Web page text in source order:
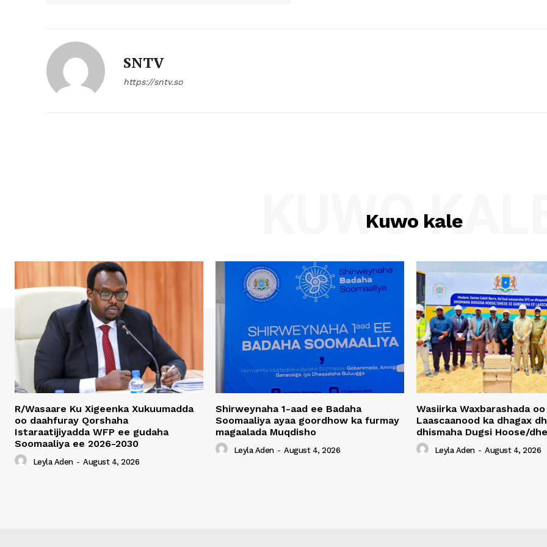
SNTV
https://sntv.so
Kuwo kale
KUWO
R/Wasaare Ku Xigeenka Xukuumadda
oo daahfuray Qorshaha
Istaraatijiyadda WFP ee gudaha
Soomaaliya ee 2026-2030
Leyla Aden - August 4, 2026
Shirweynaha 1-aad ee Badaha
Soomaaliya ayaa goordhow ka furmay
magaalada Muqdisho
Leyla Aden - August 4, 2026
Wasiirka Waxbarashada
Laascaanood ka dhagax
dhismaha Dugsi Hoose/
Leyla Aden - August 4, 2026